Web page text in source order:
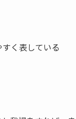
く表している